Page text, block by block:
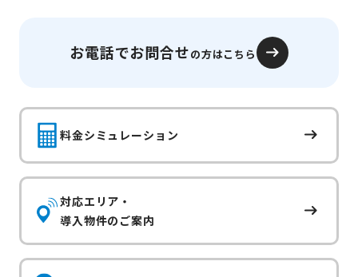
お電話でお問合せの方はこちら
料金シミュレーション
対応エリア・
導入物件のご案内